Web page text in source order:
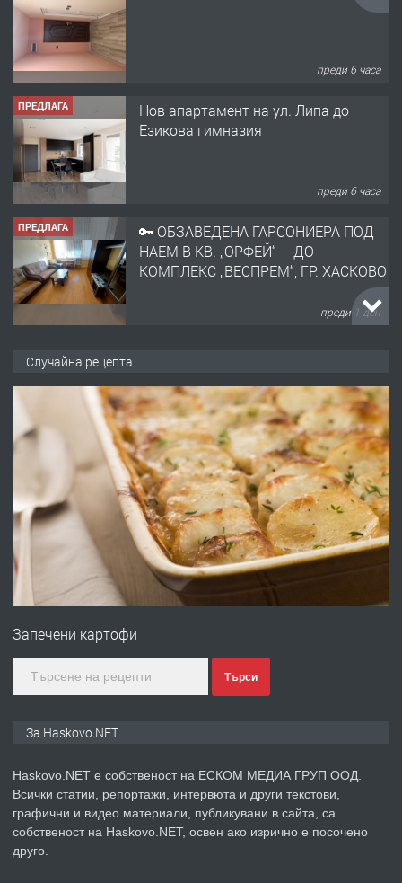
преди 6 часа
ПРЕДЛАГА
Нов апартамент на ул. Липа до
Езикова гимназия
преди 6 часа
ПРЕДЛАГА
🔑 ОБЗАВЕДЕНА ГАРСОНИЕРА ПОД
НАЕМ В КВ. „ОРФЕЙ“ – ДО
КОМПЛЕКС „ВЕСПРЕМ“, ГР. ХАСКОВО
преди 1 ден
АПАРТАМЕНТ В ЦЕНТЪРА НА ГР.
ХАСКОВО
преди 2 дни
ПРЕДЛАГА Давам гараж под наем
преди 2 дни
ПРЕДЛАГА
№4120 Магазин/Офис под наем в кв.
преди 3 дни
ПРЕДЛАГА
Продавам парцел в гр. Хасково кв.
Случайна рецепта
Запечени картофи
Търси
За Haskovo.NET
Haskovo.NET е собственост на ЕСКОМ МЕДИА ГРУП ООД.
Всички статии, репортажи, интервюта и други текстови,
графични и видео материали, публикувани в сайта, са
собственост на Haskovo.NET, освен ако изрично е посочено
друго.